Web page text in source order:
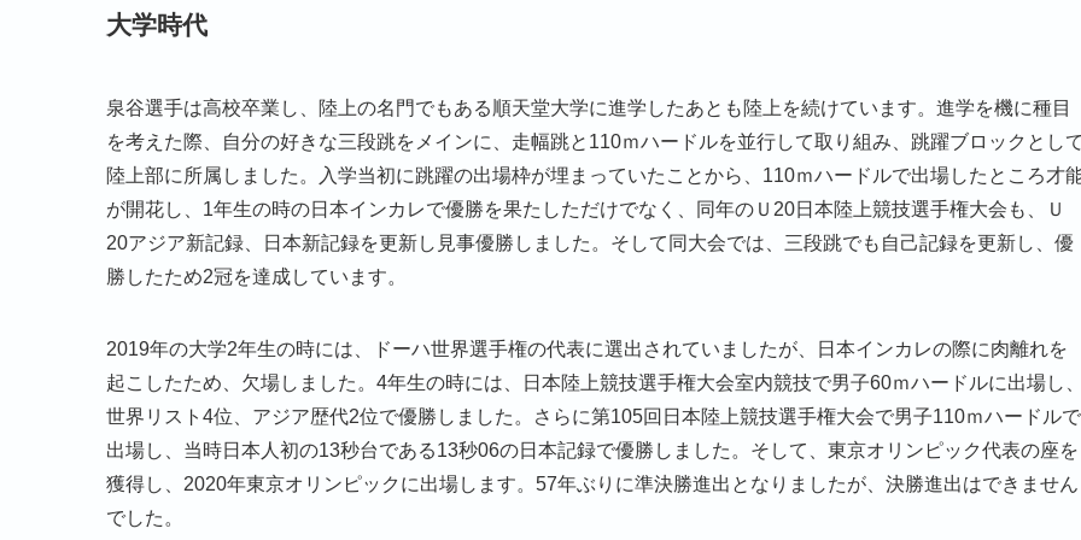
大学時代
泉谷選手は高校卒業し、陸上の名門でもある順天堂大学に進学したあとも陸上を続けています。進学を機に種目
を考えた際、自分の好きな三段跳をメインに、走幅跳と110ｍハードルを並行して取り組み、跳躍ブロックとして
陸上部に所属しました。入学当初に跳躍の出場枠が埋まっていたことから、110ｍハードルで出場したところ才
が開花し、1年生の時の日本インカレで優勝を果たしただけでなく、同年のＵ20日本陸上競技選手権大会も、Ｕ
20アジア新記録、日本新記録を更新し見事優勝しました。そして同大会では、三段跳でも自己記録を更新し、優
勝したため2冠を達成しています。
2019年の大学2年生の時には、ドーハ世界選手権の代表に選出されていましたが、日本インカレの際に肉離れを
起こしたため、欠場しました。4年生の時には、日本陸上競技選手権大会室内競技で男子60ｍハードルに出場し、
世界リスト4位、アジア歴代2位で優勝しました。さらに第105回日本陸上競技選手権大会で男子110ｍハードルで
出場し、当時日本人初の13秒台である13秒06の日本記録で優勝しました。そして、東京オリンピック代表の座を
獲得し、2020年東京オリンピックに出場します。57年ぶりに準決勝進出となりましたが、決勝進出はできません
でした。